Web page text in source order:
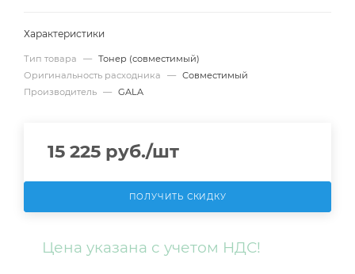
Характеристики
Тип товара — Тонер (совместимый)
Оригинальность расходника
— Совместимый
Производитель — GALA
15 225 руб./шт
ПОЛУЧИТЬ СКИДКУ
Цена указана с учетом НДС!